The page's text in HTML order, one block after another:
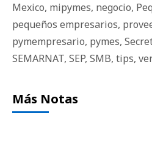
Mexico, mipymes, negocio,
pequeños empresarios,
pymempresario, pymes,
SEMARNAT, SEP, SMB, tips,
Más Notas